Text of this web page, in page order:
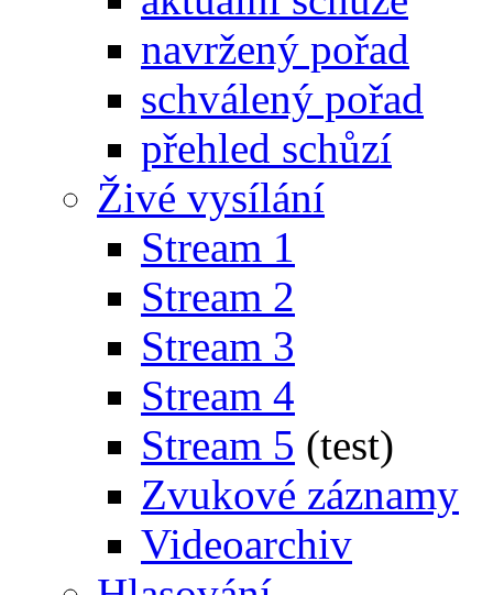
navržený pořad
schválený pořad
přehled schůzí
Živé vysílání
Stream 1
Stream 2
Stream 3
Stream 4
Stream 5 (test)
Zvukové záznamy
Videoarchiv